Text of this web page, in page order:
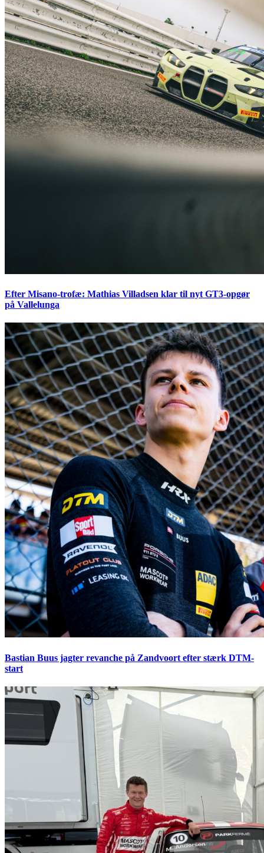
Efter Misano-trofæ: Mathias Villadsen klar til nyt GT3-opgør
på Vallelunga
Bastian Buus jagter revanche på Zandvoort efter stærk DTM-
start